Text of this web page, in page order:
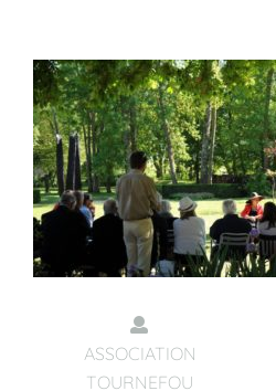
ASSOCIATION
TOURNEFOU